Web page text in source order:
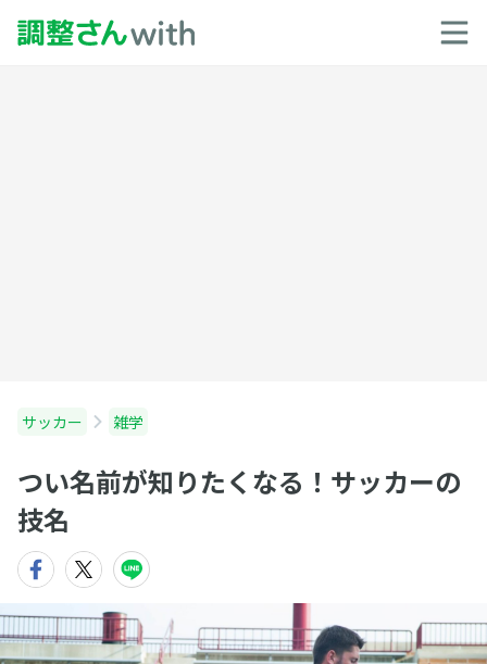
サッカー 雑学
つい名前が知りたくなる！サッカーの
技名